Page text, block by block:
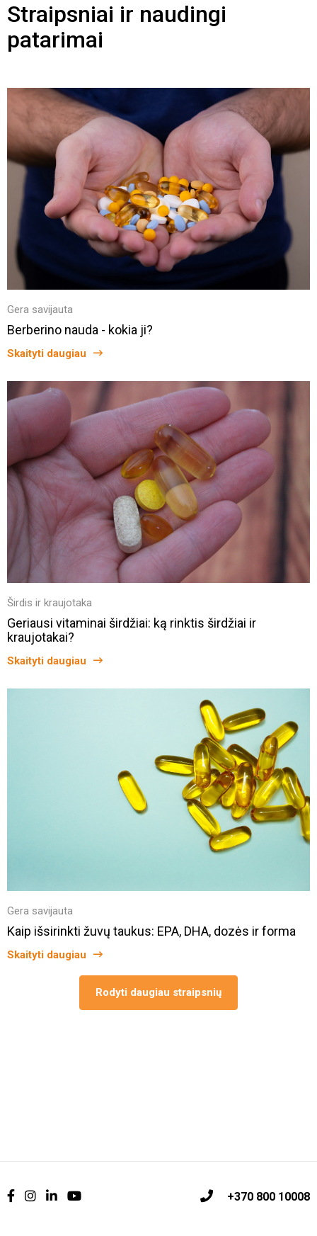
Straipsniai ir naudingi
patarimai
Gera savijauta
Berberino nauda - kokia ji?
Skaityti daugiau
Širdis ir kraujotaka
Geriausi vitaminai širdžiai: ką rinktis širdžiai ir
kraujotakai?
Skaityti daugiau
Gera savijauta
Kaip išsirinkti žuvų taukus: EPA, DHA, dozės ir forma
Skaityti daugiau
Rodyti daugiau straipsnių
+370 800 10008